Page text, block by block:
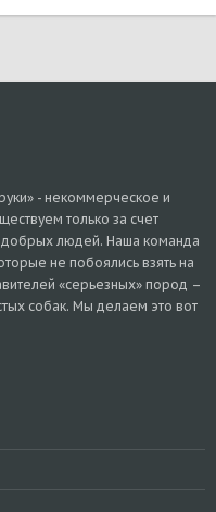
- некоммерческое и
только за счет
добрых людей. Наша команда
не побоялись взять на
«серьезных» пород –
собак. Мы делаем это вот